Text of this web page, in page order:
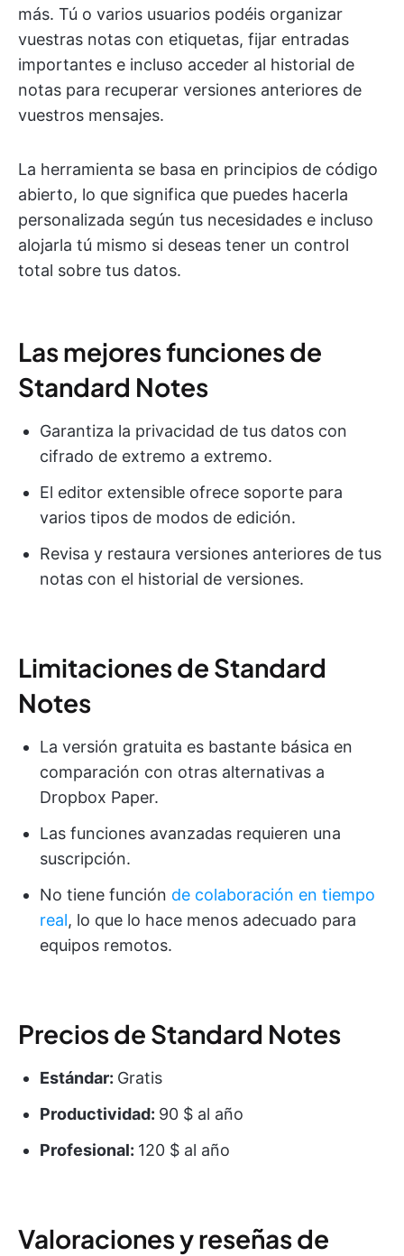
más. Tú o varios usuarios podéis organizar
vuestras notas con etiquetas, fijar entradas
importantes e incluso acceder al historial de
notas para recuperar versiones anteriores de
vuestros mensajes.
La herramienta se basa en principios de código
abierto, lo que significa que puedes hacerla
personalizada según tus necesidades e incluso
alojarla tú mismo si deseas tener un control
total sobre tus datos.
Las mejores funciones de
Standard Notes
Garantiza la privacidad de tus datos con
cifrado de extremo a extremo.
El editor extensible ofrece soporte para
varios tipos de modos de edición.
Revisa y restaura versiones anteriores de tus
notas con el historial de versiones.
Limitaciones de Standard
Notes
La versión gratuita es bastante básica en
comparación con otras alternativas a
Dropbox Paper.
Las funciones avanzadas requieren una
suscripción.
No tiene función de colaboración en tiempo
real, lo que lo hace menos adecuado para
equipos remotos.
Precios de Standard Notes
Estándar: Gratis
Productividad: 90 $ al año
Profesional: 120 $ al año
Valoraciones y reseñas de